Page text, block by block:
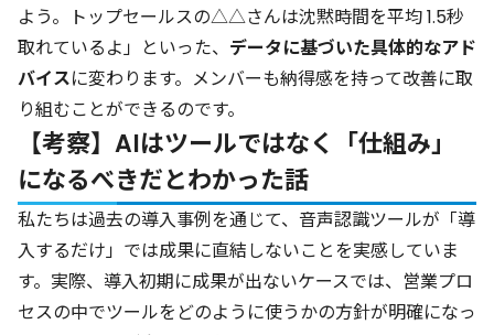
よう。トップセールスの△△さんは沈黙時間を平均 1.5秒
取れているよ」といった、 データに基づいた具体的なアド
バイスに変わります。メンバーも納得感を持って改善に取
り組むことができるのです。
【考察】AIはツールではなく「仕組み」
になるべきだとわかった話
私たちは過去の導入事例を通じて、音声認識ツールが「導
入するだけ」では成果に直結しないことを実感していま
す。実際、導入初期に成果が出ないケースでは、営業プロ
セスの中でツールをどのように使うかの方針が明確になっ